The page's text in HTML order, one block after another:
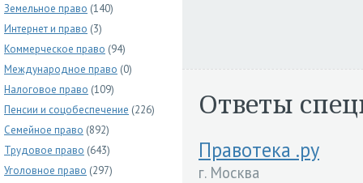
Земельное право (140)
Интернет и право (3)
Коммерческое право (94)
Международное право (0)
Налоговое право (109)
Пенсии и соцобеспечение (226)
Семейное право (892)
Трудовое право (643)
Уголовное право (297)
Ответы
Правотека .ру
г. Москва